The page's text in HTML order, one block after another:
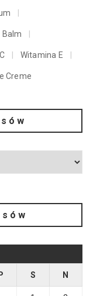
Balm
Witamina E
Creme
P S N